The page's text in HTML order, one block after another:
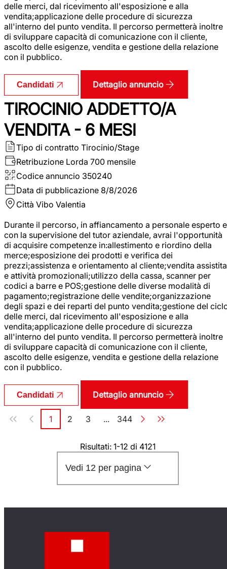
delle merci, dal ricevimento all'esposizione e alla
vendita;applicazione delle procedure di sicurezza
all'interno del punto vendita. Il percorso permetterà inoltre
di sviluppare capacità di comunicazione con il cliente,
ascolto delle esigenze, vendita e gestione della relazione
con il pubblico.
Candidati Dettaglio annuncio
TIROCINIO ADDETTO/A
VENDITA - 6 MESI
Tipo di contratto Tirocinio/Stage
Retribuzione Lorda 700 mensile
Codice annuncio 350240
Data di pubblicazione 8/8/2026
Città Vibo Valentia
Durante il percorso, in affiancamento a personale esperto e
con la supervisione del tutor aziendale, avrai l'opportunità
di acquisire competenze in:allestimento e riordino della
merce;esposizione dei prodotti e verifica dei
prezzi;assistenza e orientamento al cliente;vendita assistita
e attività promozionali;utilizzo della cassa, scanner per
codici a barre e POS;gestione delle diverse modalità di
pagamento;registrazione delle vendite;organizzazione
degli spazi e dei reparti del punto vendita;gestione del
delle merci, dal ricevimento all'esposizione e alla
vendita;applicazione delle procedure di sicurezza
all'interno del punto vendita. Il percorso permetterà inoltre
di sviluppare capacità di comunicazione con il cliente,
ascolto delle esigenze, vendita e gestione della relazione
con il pubblico.
Candidati Dettaglio annuncio
Paginazione
Pagina
1 Pagina
2 Pagina
3 ... Pagina
344
Risultati: 1-12 di 4121
Vedi 12 per pagina